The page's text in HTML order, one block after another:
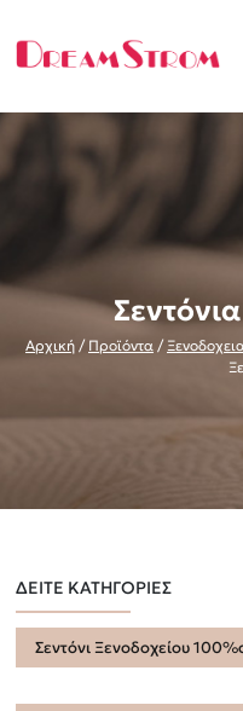
Αρχική / Προϊόντα /
ΔΕΙΤΕ ΚΑΤΗΓΟΡΙΕΣ
Σεντόνι Ξενοδοχείου